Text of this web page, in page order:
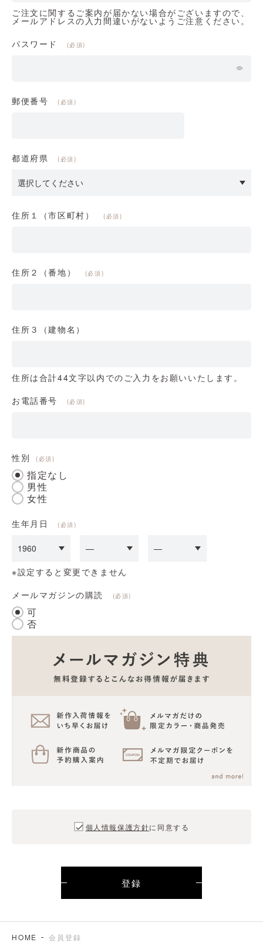
ご注文に関するご案内が届かない場合がございますので、
メールアドレスの入力間違いがないようご注意ください。
パスワード
(必須)
郵便番号 (必須)
都道府県 (必須)
住所１（市区町村） (必須)
住所２（番地） (必須)
住所３（建物名）
住所は合計44文字以内でのご入力をお願いいたします。
お電話番号
(必須)
性別 (必須)
指定なし
男性
女性
生年月日 (必須)
※設定すると変更できません
メールマガジンの購読
(必須)
可
否
個人情報保護方針に同意する
登録
HOME 会員登録